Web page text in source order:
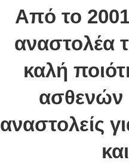
Από το
αναστολέα
καλή
ασθενών
αναστολείς